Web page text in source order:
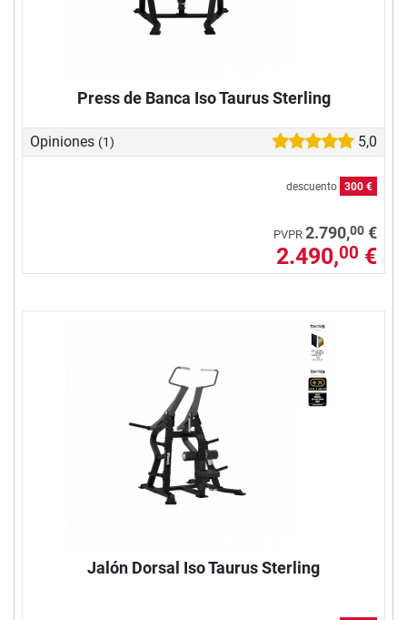
Press de Banca Iso Taurus Sterling
Opiniones (1) 5,0
descuento 300 €
PVPR 2.790,00 €
2.490,00 €
Jalón Dorsal Iso Taurus Sterling